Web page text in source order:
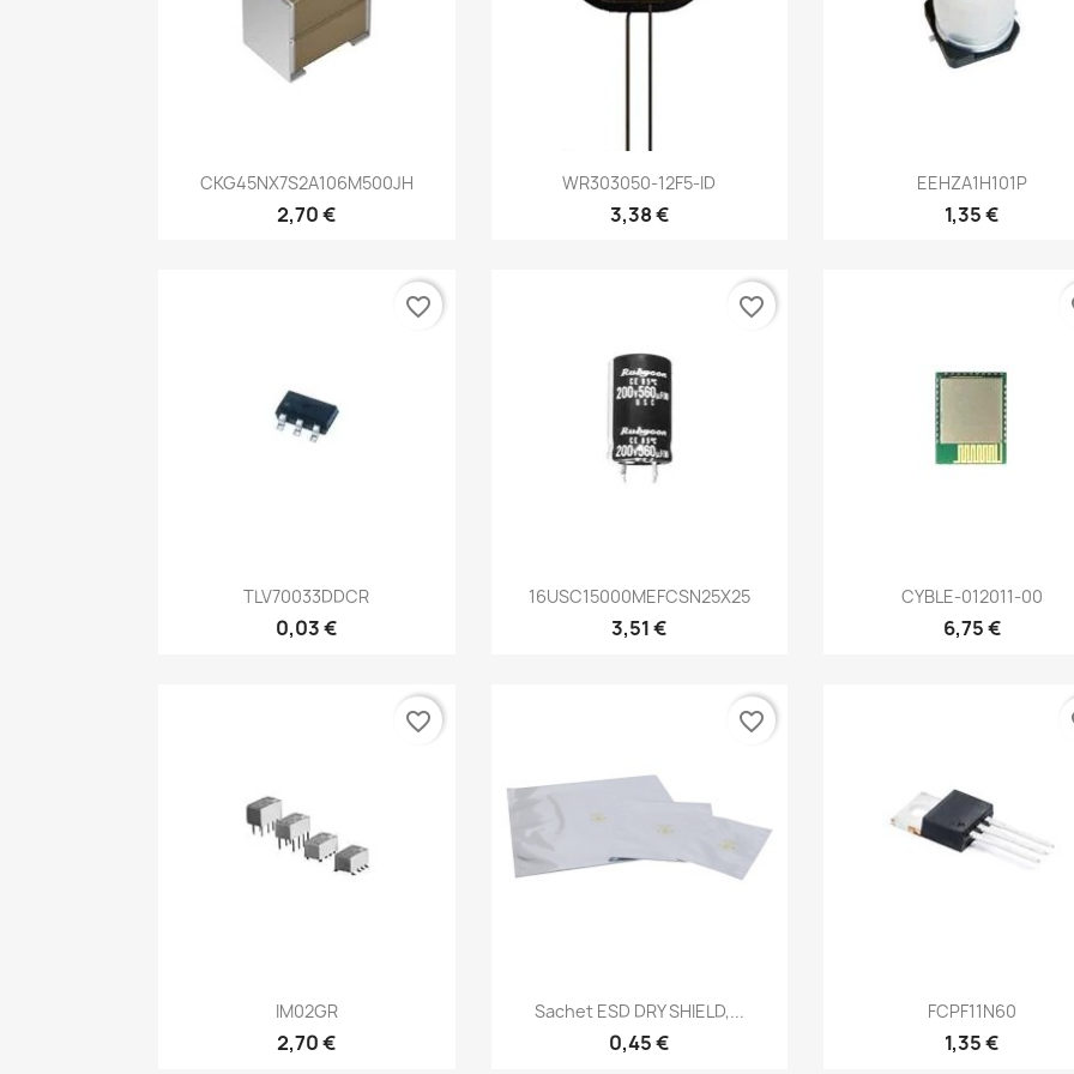
Aperçu rapide
CKG45NX7S2A106M500JH
2,70 €
Aperçu rapide
WR303050-12F5-ID
3,38 €
Aperçu rapide
EEHZA1H101P
1,35 €
Aperçu rapide
TLV70033DDCR
0,03 €
favorite_border
Aperçu rapide
16USC15000MEFCSN25X25
3,51 €
favorite_border
Aperçu rapide
CYBLE-012011-00
6,75 €
Aperçu rapide
IM02GR
2,70 €
favorite_border
Aperçu rapide
Sachet ESD DRY SHIELD,...
0,45 €
favorite_border
Aperçu rapide
FCPF11N60
1,35 €